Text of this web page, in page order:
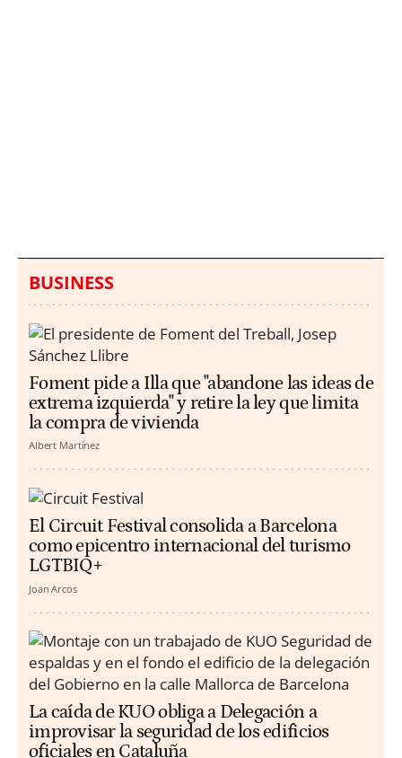
BUSINESS
Foment pide a Illa que "abandone las ideas de
extrema izquierda" y retire la ley que limita
la compra de vivienda
Albert Martínez
El Circuit Festival consolida a Barcelona
como epicentro internacional del turismo
LGTBIQ+
Joan Arcos
La caída de KUO obliga a Delegación a
improvisar la seguridad de los edificios
oficiales en Cataluña